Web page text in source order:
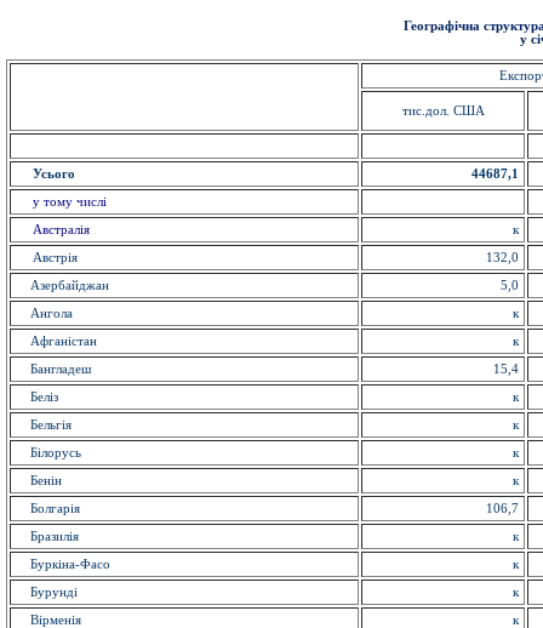
Географічна
у
тис.дол. США
Усього 44687,1
у тому числі
Австралія к
Австрія 132,0
Азербайджан 5,0
Ангола к
Афганістан к
Бангладеш 15,4
Беліз к
Бельгія к
Білорусь к
Бенін к
Болгарія 106,7
Бразилія к
Буркіна-Фасо к
Бурунді к
Вірменія к